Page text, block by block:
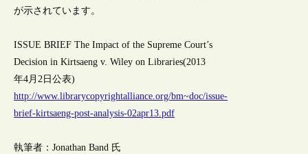
が示されています。
ISSUE BRIEF The Impact of the Supreme Court’s
Decision in Kirtsaeng v. Wiley on Libraries(2013
年4月2日公表)
http://www.librarycopyrightalliance.org/bm~doc/issue-
brief-kirtsaeng-post-analysis-02apr13.pdf
執筆者：Jonathan Band 氏